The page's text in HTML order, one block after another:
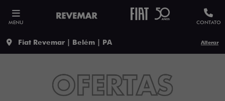
MENU CONTATO
Fiat Revemar | Belém | PA Alterar